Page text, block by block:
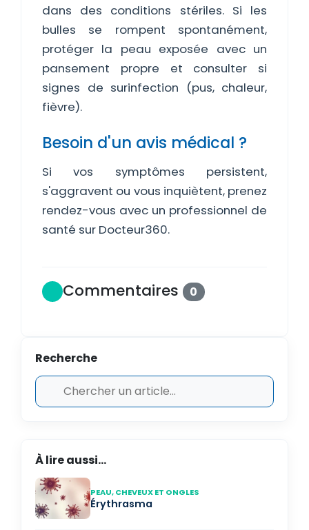
dans des conditions stériles. Si les
bulles se rompent spontanément,
protéger la peau exposée avec un
pansement propre et consulter si
signes de surinfection (pus, chaleur,
fièvre).
Besoin d'un avis médical ?
Si vos symptômes persistent,
s'aggravent ou vous inquiètent, prenez
rendez-vous avec un professionnel de
santé sur Docteur360.
Commentaires 0
Recherche
À lire aussi...
PEAU, CHEVEUX ET ONGLES
Érythrasma